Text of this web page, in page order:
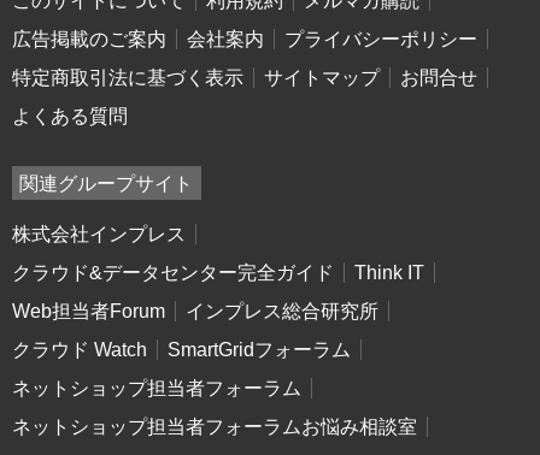
広告掲載のご案内
会社案内
プライバシーポリシー
特定商取引法に基づく表示
サイトマップ
お問合せ
よくある質問
関連グループサイト
株式会社インプレス
クラウド&データセンター完全ガイド
Think IT
Web担当者Forum
インプレス総合研究所
クラウド Watch
SmartGridフォーラム
ネットショップ担当者フォーラム
ネットショップ担当者フォーラムお悩み相談室